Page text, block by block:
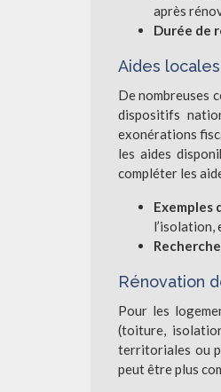
après
Durée de
Aides
De nombreuses
dispositifs
exonérations
les aides
compléter les
Exemples
l’isolation,
Rénovation
Pour les
(toiture,
territoriales ou
peut être plus